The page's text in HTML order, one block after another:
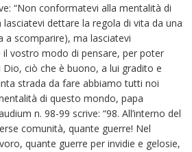
“Non conformatevi alla mentalità di
dettare la regola di vita da una
a scomparire), ma lasciatevi
vostro modo di pensare, per poter
ciò che è buono, a lui gradito e
strada da fare abbiamo tutti noi
di questo mondo, papa
n. 98-99 scrive: “98. All’interno del
comunità, quante guerre! Nel
quante guerre per invidie e gelosie,